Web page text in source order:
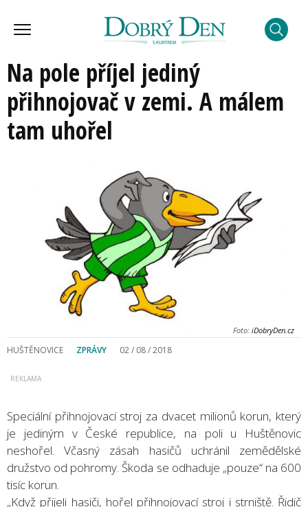
Na pole příjel jediný
přihnojovač v zemi. A málem
tam uhořel
Foto: iDobryDen.cz
HUŠTĚNOVICE ZPRÁVY 02 / 08 / 2018
Speciální přihnojovací stroj za dvacet milionů korun, který
je jediným v České republice, na poli u Huštěnovic
neshořel. Včasný zásah hasičů uchránil zemědělské
družstvo od pohromy. Škoda se odhaduje „pouze“ na 600
tisíc korun.
„Když přijeli hasiči, hořel přihnojovací stroj i strniště. Řidič